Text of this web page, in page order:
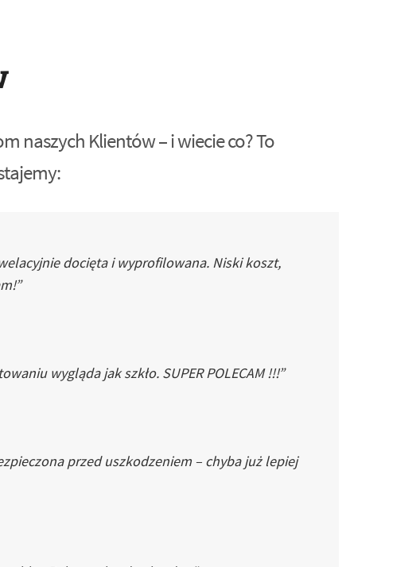
naszych Klientów – i wiecie co? To
docięta i wyprofilowana. Niski koszt,
wygląda jak szkło. SUPER POLECAM !!!”
przed uszkodzeniem – chyba już lepiej